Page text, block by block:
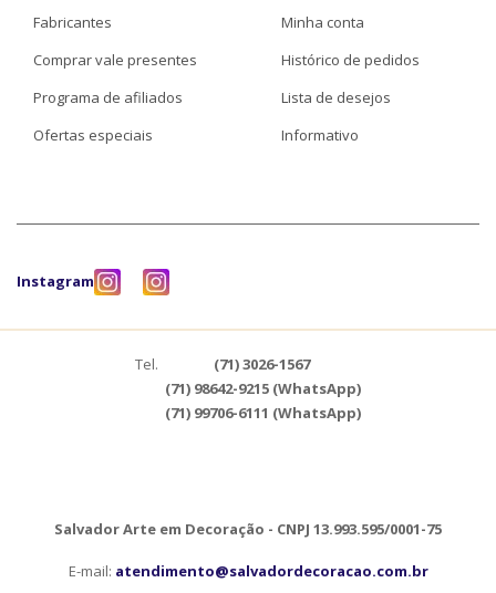
Fabricantes
Comprar vale presentes
Programa de afiliados
Ofertas especiais
Minha conta
Histórico de pedidos
Lista de desejos
Informativo
Instagram
Tel.
(71) 3026-1567
(71) 98642-9215 (WhatsApp)
(71) 99706-6111 (WhatsApp)
Salvador Arte em Decoração - CNPJ 13.993.595/0001-75
E-mail: atendimento@salvadordecoracao.com.br